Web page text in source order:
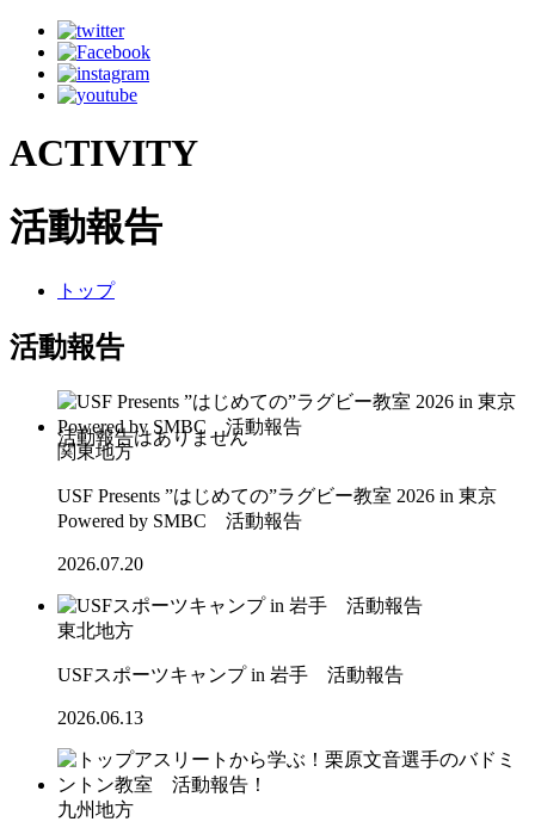
ACTIVITY
活動報告
トップ
活動報告
関東地方
USF Presents ”はじめての”ラグビー教室 2026 in 東京
Powered by SMBC 活動報告
2026.07.20
東北地方
USFスポーツキャンプ in 岩手 活動報告
2026.06.13
九州地方